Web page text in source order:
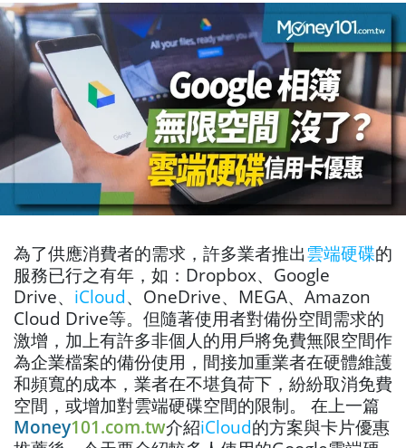
為了供應消費者的需求，許多業者推出雲端硬碟的
服務已行之有年，如：Dropbox、Google
Drive、 iCloud、OneDrive、MEGA、Amazon
Cloud Drive等。但隨著使用者對備份空間需求的
激增，加上有許多非個人的用戶將免費無限空間作
為企業檔案的備份使用，間接加重業者在硬體維護
和頻寬的成本，業者在不堪負荷下，紛紛取消免費
空間，或增加對雲端硬碟空間的限制。 在上一篇
Money101.com.tw介紹iCloud的方案與卡片優惠